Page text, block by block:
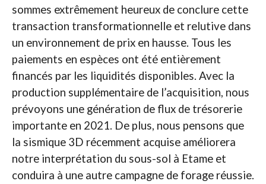
sommes extrêmement heureux de conclure cette
transaction transformationnelle et relutive dans
un environnement de prix en hausse. Tous les
paiements en espèces ont été entièrement
financés par les liquidités disponibles. Avec la
production supplémentaire de l’acquisition, nous
prévoyons une génération de flux de trésorerie
importante en 2021. De plus, nous pensons que
la sismique 3D récemment acquise améliorera
notre interprétation du sous-sol à Etame et
conduira à une autre campagne de forage réussie.